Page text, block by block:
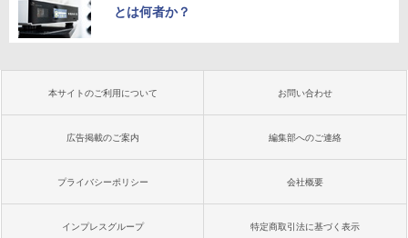
とは何者か？
本サイトのご利用について お問い合わせ
広告掲載のご案内 編集部へのご連絡
プライバシーポリシー 会社概要
インプレスグループ 特定商取引法に基づく表示